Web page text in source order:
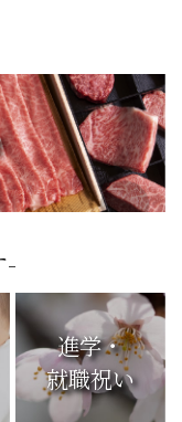
-
進学・
就職祝い